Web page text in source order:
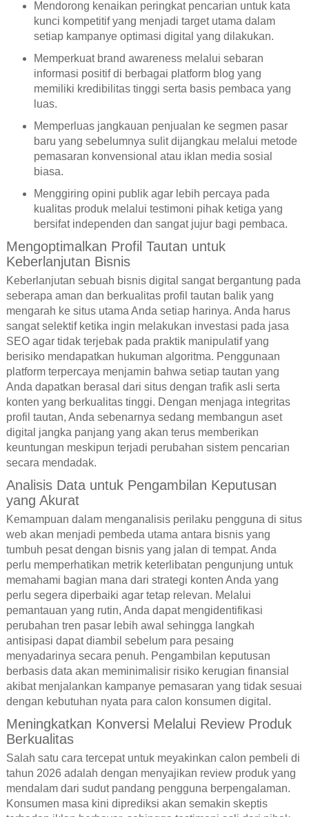
Mendorong kenaikan peringkat pencarian untuk kata
kunci kompetitif yang menjadi target utama dalam
setiap kampanye optimasi digital yang dilakukan.
Memperkuat brand awareness melalui sebaran
informasi positif di berbagai platform blog yang
memiliki kredibilitas tinggi serta basis pembaca yang
luas.
Memperluas jangkauan penjualan ke segmen pasar
baru yang sebelumnya sulit dijangkau melalui metode
pemasaran konvensional atau iklan media sosial
biasa.
Menggiring opini publik agar lebih percaya pada
kualitas produk melalui testimoni pihak ketiga yang
bersifat independen dan sangat jujur bagi pembaca.
Mengoptimalkan Profil Tautan untuk
Keberlanjutan Bisnis
Keberlanjutan sebuah bisnis digital sangat bergantung pada
seberapa aman dan berkualitas profil tautan balik yang
mengarah ke situs utama Anda setiap harinya. Anda harus
sangat selektif ketika ingin melakukan investasi pada jasa
SEO agar tidak terjebak pada praktik manipulatif yang
berisiko mendapatkan hukuman algoritma. Penggunaan
platform terpercaya menjamin bahwa setiap tautan yang
Anda dapatkan berasal dari situs dengan trafik asli serta
konten yang berkualitas tinggi. Dengan menjaga integritas
profil tautan, Anda sebenarnya sedang membangun aset
digital jangka panjang yang akan terus memberikan
keuntungan meskipun terjadi perubahan sistem pencarian
secara mendadak.
Analisis Data untuk Pengambilan Keputusan
yang Akurat
Kemampuan dalam menganalisis perilaku pengguna di situs
web akan menjadi pembeda utama antara bisnis yang
tumbuh pesat dengan bisnis yang jalan di tempat. Anda
perlu memperhatikan metrik keterlibatan pengunjung untuk
memahami bagian mana dari strategi konten Anda yang
perlu segera diperbaiki agar tetap relevan. Melalui
pemantauan yang rutin, Anda dapat mengidentifikasi
perubahan tren pasar lebih awal sehingga langkah
antisipasi dapat diambil sebelum para pesaing
menyadarinya secara penuh. Pengambilan keputusan
berbasis data akan meminimalisir risiko kerugian finansial
akibat menjalankan kampanye pemasaran yang tidak sesuai
dengan kebutuhan nyata para calon konsumen digital.
Meningkatkan Konversi Melalui Review Produk
Berkualitas
Salah satu cara tercepat untuk meyakinkan calon pembeli di
tahun 2026 adalah dengan menyajikan review produk yang
mendalam dari sudut pandang pengguna berpengalaman.
Konsumen masa kini diprediksi akan semakin skeptis